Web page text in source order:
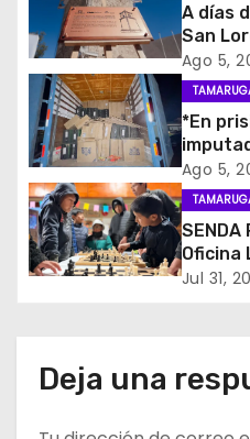
n
d
e
e
n
t
a
d
A días
San
Ago 5,
*En
Ago 5,
Oficina
Jul 31,
Deja una